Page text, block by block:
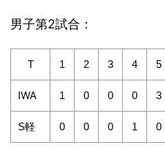
男子第2試合：
T 1 2 3 4 5
IWA 1 0 0 0 3
S軽 0 0 0 1 0